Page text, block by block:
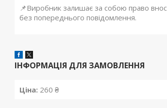
📌Виробник залишає за собою право
без попереднього повідомлення.
ІНФОРМАЦІЯ ДЛЯ ЗАМОВЛЕННЯ
Ціна: 260 ₴